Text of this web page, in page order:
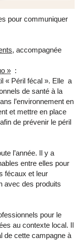
pour communiquer
, accompagnée
» :
« Péril fécal ». Elle a
de santé à la
l’environnement en
et mettre en place
de prévenir le péril
l’année. Il y a
entre elles pour
fécaux et leur
avec des produits
pour le
au contexte local. Il
de cette campagne à